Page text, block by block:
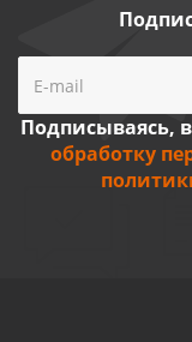
Подписываясь,
обработку